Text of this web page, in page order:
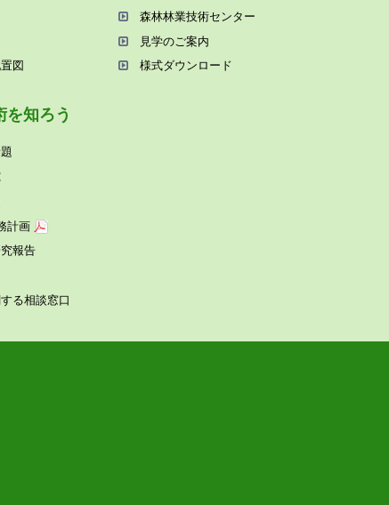
図
を知ろう
計画
報告
る相談窓⼝
森林林業技術センター
⾒学のご案内
様式ダウンロード